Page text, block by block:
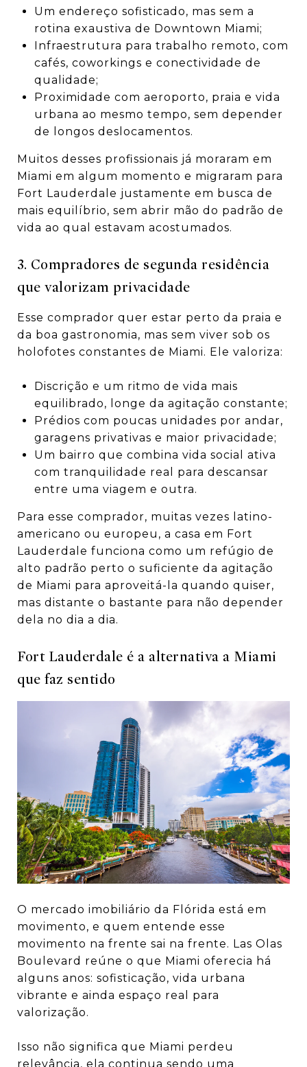
Um endereço sofisticado, mas sem a
rotina exaustiva de Downtown Miami;
Infraestrutura para trabalho remoto, com
cafés, coworkings e conectividade de
qualidade;
Proximidade com aeroporto, praia e vida
urbana ao mesmo tempo, sem depender
de longos deslocamentos.
Muitos desses profissionais já moraram em
Miami em algum momento e migraram para
Fort Lauderdale justamente em busca de
mais equilíbrio, sem abrir mão do padrão de
vida ao qual estavam acostumados.
3. Compradores de segunda residência
que valorizam privacidade
Esse comprador quer estar perto da praia e
da boa gastronomia, mas sem viver sob os
holofotes constantes de Miami. Ele valoriza:
Discrição e um ritmo de vida mais
equilibrado, longe da agitação constante;
Prédios com poucas unidades por andar,
garagens privativas e maior privacidade;
Um bairro que combina vida social ativa
com tranquilidade real para descansar
entre uma viagem e outra.
Para esse comprador, muitas vezes latino-
americano ou europeu, a casa em Fort
Lauderdale funciona como um refúgio de
alto padrão perto o suficiente da agitação
de Miami para aproveitá-la quando quiser,
mas distante o bastante para não depender
dela no dia a dia.
Fort Lauderdale é a alternativa a Miami
que faz sentido
O mercado imobiliário da Flórida está em
movimento, e quem entende esse
movimento na frente sai na frente. Las Olas
Boulevard reúne o que Miami oferecia há
alguns anos: sofisticação, vida urbana
vibrante e ainda espaço real para
valorização.
Isso não significa que Miami perdeu
relevância, ela continua sendo uma